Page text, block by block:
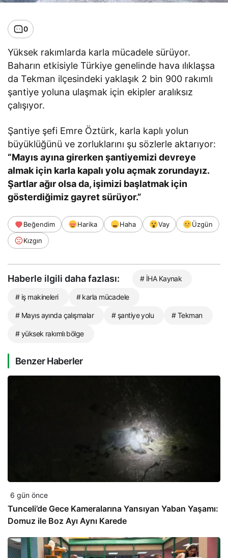
0
Yüksek rakımlarda karla mücadele sürüyor.
Baharın etkisiyle Türkiye genelinde hava ılıklaşsa
da Tekman ilçesindeki yaklaşık 2 bin 900 rakımlı
şantiye yoluna ulaşmak için ekipler aralıksız
çalışıyor.
Şantiye şefi Emre Öztürk, karla kaplı yolun
büyüklüğünü ve zorluklarını şu sözlerle aktarıyor:
“Mayıs ayına girerken şantiyemizi devreye
almak için karla kapalı yolu açmak zorundayız.
Şartlar ağır olsa da, işimizi başlatmak için
gösterdiğimiz gayret sürüyor.”
Beğendim Harika Haha Vay
Üzgün
Kızgın
Haberle ilgili daha fazlası: # İHA Kaynak
# iş makineleri # karla mücadele
# Mayıs ayında çalışmalar # şantiye yolu # Tekman
# yüksek rakımlı bölge
Benzer Haberler
6 gün önce
Tunceli’de Gece Kameralarına Yansıyan Yaban Yaşamı:
Domuz ile Boz Ayı Aynı Karede